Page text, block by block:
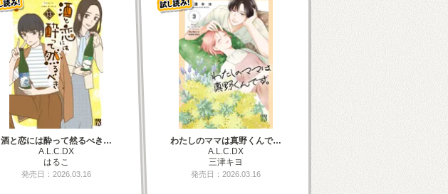
酒と恋には酔って然るべき…
A.L.C.DX
はるこ
発売日：2026.03.16
わたしのママは真野くんで…
A.L.C.DX
三津キヨ
発売日：2026.03.16